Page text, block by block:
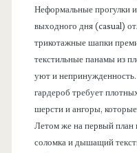
Неформальные прогулки
выходного дня (casual)
трикотажные шапки
текстильные панамы из
уют и
гардероб требует
шерсти и ангоры,
Летом же на первый план
соломка и дышащий